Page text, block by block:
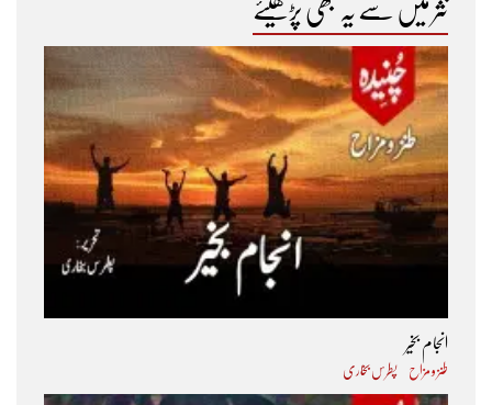
نثر میں سے یہ بھی پڑھیئے
انجام بخیر
طنز و مزاح پطرس بخاری